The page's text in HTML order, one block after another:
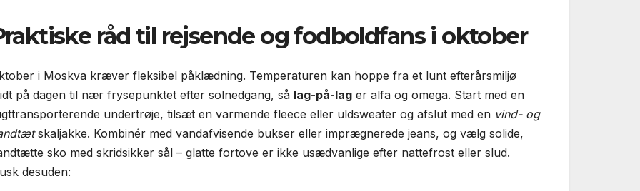
råd til rejsende og fodboldfans i oktober
i Moskva kræver fleksibel påklædning. Temperaturen kan hoppe fra et lunt efterårsmiljø
på dagen til nær frysepunktet efter solnedgang, så lag-på-lager alfa og omega. Start med en
undertrøje, tilsæt en varmende fleece eller uldsweater og afslut med en vind- og
skaljakke. Kombinér med vandafvisende bukser eller imprægnerede jeans, og vælg solide,
sko med skridsikker sål – glatte fortove er ikke usædvanlige efter nattefrost eller slud.
desuden: